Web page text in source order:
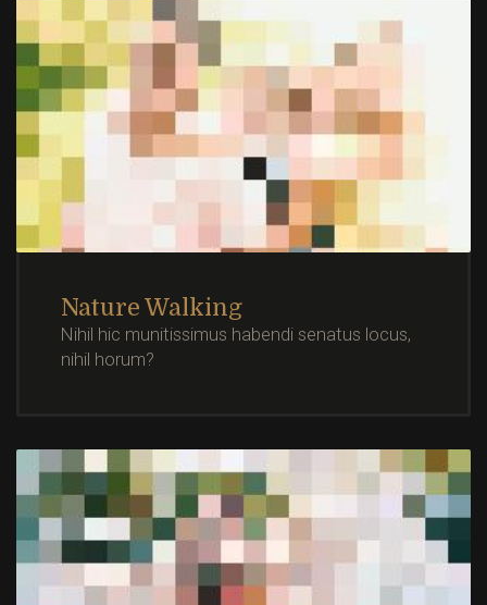
Nature Walking
Nihil hic munitissimus habendi senatus locus,
nihil horum?